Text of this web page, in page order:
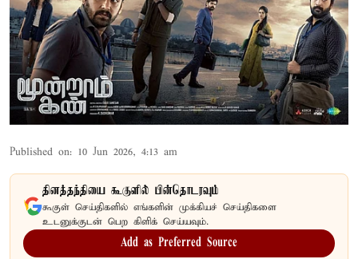
Published on: 10 Jun 2026, 4:13 am
தினத்தந்தியை கூகுளில் பின்தொடரவும்
கூகுள் செய்திகளில் எங்களின் முக்கியச் செய்திகளை
உடனுக்குடன் பெற கிளிக் செய்யவும்.
Add as Preferred Source